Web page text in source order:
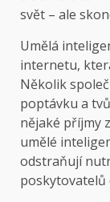
svět – ale
Umělá
internetu,
Několik
poptávku a
nějaké příjmy
umělé
odstraňují
poskytovatelů